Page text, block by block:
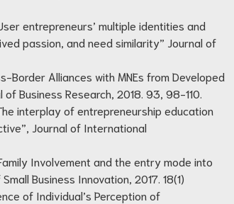
entrepreneurs’ multiple identities and
passion, and need similarity” Journal of
Border Alliances with MNEs from Developed
of Business Research, 2018. 93, 98-110.
interplay of entrepreneurship education
Journal of International
Involvement and the entry mode into
Business Innovation, 2017. 18(1)
of Individual’s Perception of